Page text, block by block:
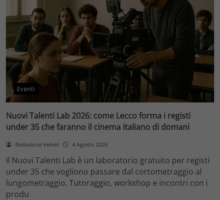
Eventi
Nuovi Talenti Lab 2026: come Lecco forma i registi
under 35 che faranno il cinema italiano di domani
Redazione Velvet 4 Agosto 2026
Il Nuovi Talenti Lab è un laboratorio gratuito per registi
under 35 che vogliono passare dal cortometraggio al
lungometraggio. Tutoraggio, workshop e incontri con i
produ